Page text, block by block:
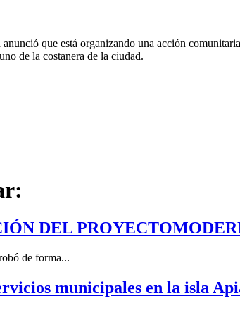
que está organizando una acción
de la costanera de la ciudad.
DEL
de forma...
municipales en la isla